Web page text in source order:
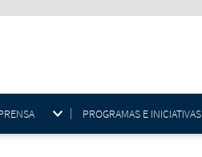
PROGRAMAS E INICIATIVAS